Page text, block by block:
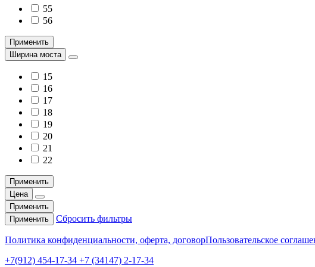
55
56
Применить
Ширина моста
15
16
17
18
19
20
21
22
Применить
Цена
Применить
Применить
Сбросить фильтры
Политика конфиденциальности, оферта, договорПользовательское
+7(912) 454-17-34 +7 (34147) 2-17-34